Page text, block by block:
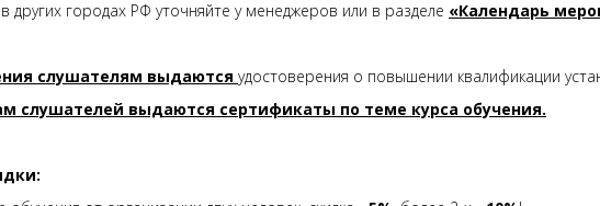
других городах РФ уточняйте у менеджеров или в разделе «Календарь
слушателям выдаются удостоверения о повышении квалификации
слушателей выдаются сертификаты по теме курса обучения.